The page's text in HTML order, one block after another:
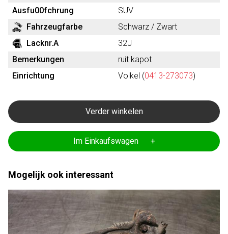
Ausfu00fchrung
SUV
Fahrzeugfarbe
Schwarz / Zwart
Lacknr.A
32J
Bemerkungen
ruit kapot
Einrichtung
Volkel (0413-273073)
Verder winkelen
Im Einkaufswagen +
Mogelijk ook interessant